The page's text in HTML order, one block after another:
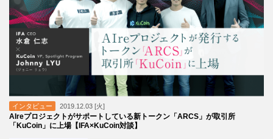
インタビュー 2019.12.03 [火]
AIreプロジェクトがサポートしている新トークン「ARCS」が取引所
「KuCoin」に上場【IFA×KuCoin対談】